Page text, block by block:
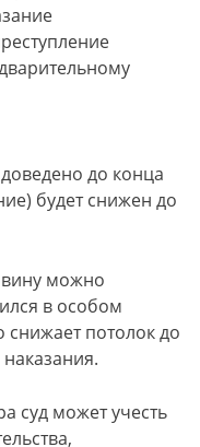
до конца
будет снижен до
вину можно
в особом
снижает потолок до
суд может учесть